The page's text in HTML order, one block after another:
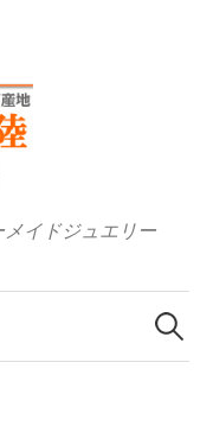
イドジュエリー
検
索: